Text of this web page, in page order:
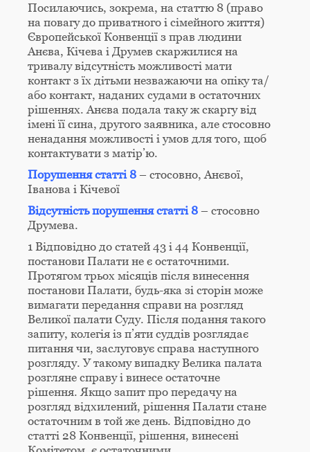
Посилаючись, зокрема, на статтю 8 (право
на повагу до приватного і сімейного життя)
Європейської Конвенції з прав людини
Анєва, Кічева і Друмев скаржилися на
тривалу відсутність можливості мати
контакт з їх дітьми незважаючи на опіку та/
або контакт, наданих судами в остаточних
рішеннях. Анєва подала таку ж скаргу від
імені її сина, другого заявника, але стосовно
ненадання можливості і умов для того, щоб
контактувати з матір’ю.
Порушення статті 8 – стосовно, Анєвої,
Іванова і Кічевої
Відсутність порушення статті 8 – стосовно
Друмева.
1 Відповідно до статей 43 і 44 Конвенції,
постанови Палати не є остаточними.
Протягом трьох місяців після винесення
постанови Палати, будь-яка зі сторін може
вимагати передання справи на розгляд
Великої палати Суду. Після подання такого
запиту, колегія із п’яти суддів розглядає
питання чи, заслуговує справа наступного
розгляду. У такому випадку Велика палата
розгляне справу і винесе остаточне
рішення. Якщо запит про передачу на
розгляд відхилений, рішення Палати стане
остаточним в той же день. Відповідно до
статті 28 Конвенції, рішення, винесені